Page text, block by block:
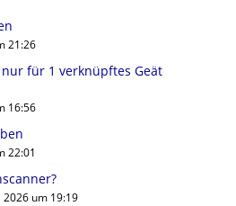
21:26
für 1 verknüpftes Geät
16:56
22:01
2026 um 19:19